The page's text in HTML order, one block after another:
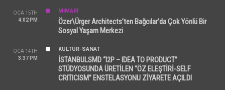
OCA 15TH
4:02 PM
MİMARİ
Özer\Ürger Architects’ten Bağcılar’da Çok Yönlü Bir
Sosyal Yaşam Merkezi
OCA 14TH
3:37 PM
KÜLTÜR-SANAT
İSTANBULSMD “I2P – IDEA TO PRODUCT”
STÜDYOSUNDA ÜRETİLEN “ÖZ ELEŞTİRİ-SELF
CRITICISM” ENSTELASYONU ZİYARETE AÇILDI